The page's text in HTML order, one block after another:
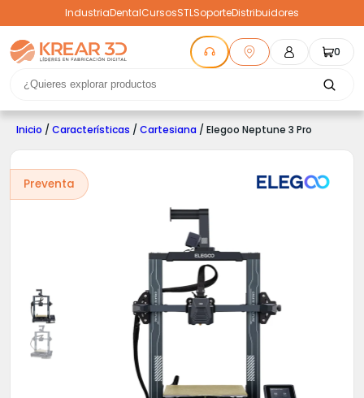
IndustriaDentalCursosSTLSoporteDistribuidores
0
Inicio / Características / Cartesiana / Elegoo Neptune 3 Pro
Preventa